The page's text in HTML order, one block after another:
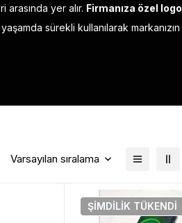
arasında yer alır. Firmanıza özel logo,
sürekli kullanılarak markanızın
Varsayılan sıralama
ŞIMDILIK TÜKENDI